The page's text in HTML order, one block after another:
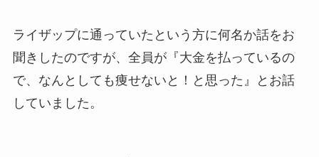
ライザップに通っていたという方に何名か話をお
聞きしたのですが、全員が『大金を払っているの
で、なんとしても痩せないと！と思った』とお話
していました。